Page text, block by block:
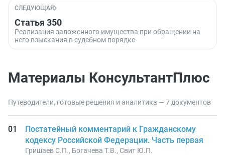
СЛЕДУЮЩАЯ
Статья 350
Реализация заложенного имущества при обращении на
него взыскания в судебном порядке
Материалы КонсультантПлюс
Путеводители, готовые решения и аналитика — 7 документов
Постатейный комментарий к Гражданскому
кодексу Российской Федерации. Часть первая
Гришаев С.П., Богачева Т.В., Свит Ю.П.